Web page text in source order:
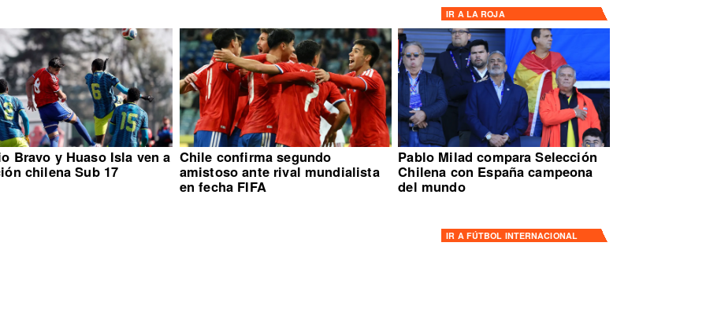
IR A LA ROJA
Bravo y Huaso Isla ven a
chilena Sub 17
Chile confirma segundo
amistoso ante rival mundialista
en fecha FIFA
Pablo Milad compara Selección
Chilena con España campeona
del mundo
IR A FÚTBOL INTERNACIONAL